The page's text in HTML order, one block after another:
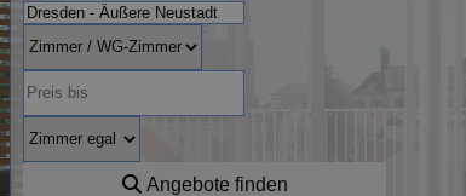
Angebote finden